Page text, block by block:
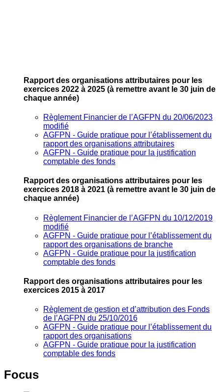
Rapport des organisations attributaires pour les
exercices 2022 à 2025 (à remettre avant le 30 juin de
chaque année)
Règlement Financier de l’AGFPN du 20/06/2023
modifié
AGFPN ‐ Guide pratique pour l’établissement du
rapport des organisations attributaires
AGFPN ‐ Guide pratique pour la justification
comptable des fonds
Rapport des organisations attributaires pour les
exercices 2018 à 2021 (à remettre avant le 30 juin de
chaque année)
Règlement Financier de l’AGFPN du 10/12/2019
modifié
AGFPN ‐ Guide pratique pour l’établissement du
rapport des organisations de branche
AGFPN ‐ Guide pratique pour la justification
comptable des fonds
Rapport des organisations attributaires pour les
exercices 2015 à 2017
Règlement de gestion et d’attribution des Fonds
de l’AGFPN du 25/10/2016
AGFPN ‐ Guide pratique pour l’établissement du
rapport des organisations
AGFPN ‐ Guide pratique pour la justification
comptable des fonds
Focus